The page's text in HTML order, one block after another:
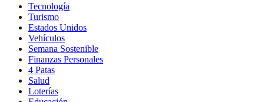
Tecnología
Turismo
Estados Unidos
Vehículos
Semana Sostenible
Finanzas Personales
4 Patas
Salud
Loterías